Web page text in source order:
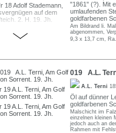
"1861" (?). Mit
umlaufenden
goldfarbenen
Am Bildrand li.
abgenommen,
9,3 x 13,7 cm,
019 A.L.
A.L. Terni
Öl auf dünner
goldfarbenen
Malschicht im
einzelnen kleinen
jedoch auch an
Rahmen mit